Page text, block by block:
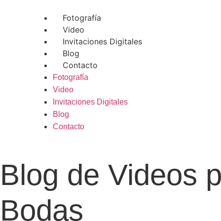
Fotografía
Video
Invitaciones Digitales
Blog
Contacto
Fotografía
Video
Invitaciones Digitales
Blog
Contacto
Blog de Videos
Bodas